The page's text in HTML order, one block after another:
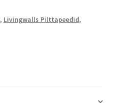
, Livingwalls Pilttapeedid,